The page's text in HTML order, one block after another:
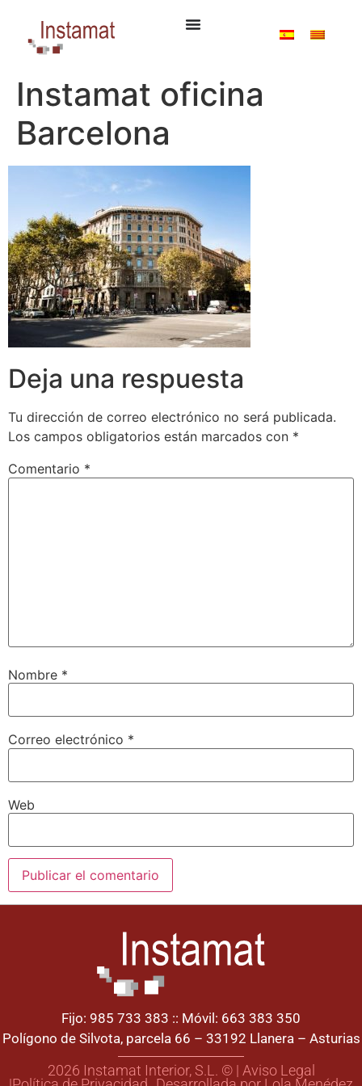
Instamat oficina
Barcelona
Deja una respuesta
Tu dirección de correo electrónico no será publicada.
Los campos obligatorios están marcados con *
Comentario *
Nombre *
Correo electrónico *
Web
Fijo: 985 733 383 :: Móvil: 663 383 350
Polígono de Silvota, parcela 66 – 33192 Llanera – Asturias
2026 Instamat Interior, S.L. © | Aviso Legal